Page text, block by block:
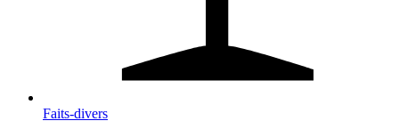
Faits-divers